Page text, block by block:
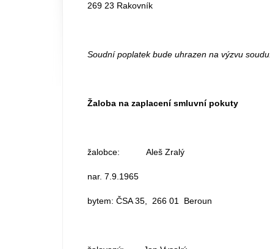
269 23 Rakovník
Soudní poplatek bude uhrazen na výzvu soudu.
Žaloba na zaplacení smluvní pokuty
žalobce: Aleš Zralý
nar. 7.9.1965
bytem: ČSA 35, 266 01 Beroun